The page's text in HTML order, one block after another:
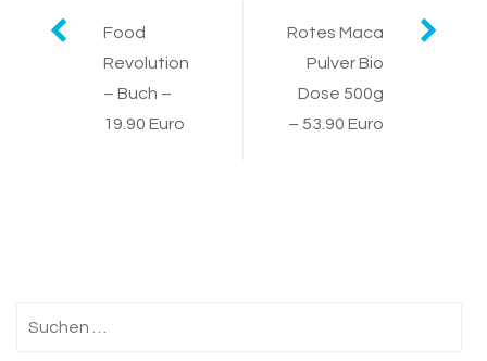
Post
navigation
Food
Revolution
– Buch –
19.90 Euro
Rotes Maca
Pulver Bio
Dose 500g
– 53.90 Euro